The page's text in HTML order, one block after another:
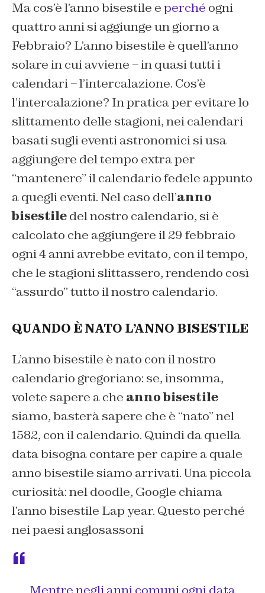
Ma cos’è l’anno bisestile eperché ogni
quattro anni si aggiunge un giorno a
Febbraio? L’anno bisestile è quell’anno
solare in cui avviene – in quasi tutti i
calendari – l’intercalazione. Cos’è
l’intercalazione? In pratica per evitare lo
slittamento delle stagioni, nei calendari
basati sugli eventi astronomici si usa
aggiungere del tempo extra per
“mantenere” il calendario fedele appunto
a quegli eventi. Nel caso dell’anno
bisestiledel nostro calendario, si è
calcolato che aggiungere il 29 febbraio
ogni 4 anni avrebbe evitato, con il tempo,
che le stagioni slittassero, rendendo così
“assurdo” tutto il nostro calendario.
QUANDO È NATO L’ANNO BISESTILE
L’anno bisestile è nato con il nostro
calendario gregoriano: se, insomma,
volete sapere a che anno bisestile
siamo, basterà sapere che è “nato” nel
1582, con il calendario. Quindi da quella
data bisogna contare per capire a quale
anno bisestile siamo arrivati. Una piccola
curiosità: nel doodle, Google chiama
l’anno bisestile Lap year. Questo perché
nei paesi anglosassoni
Mentre negli anni comuni ogni data